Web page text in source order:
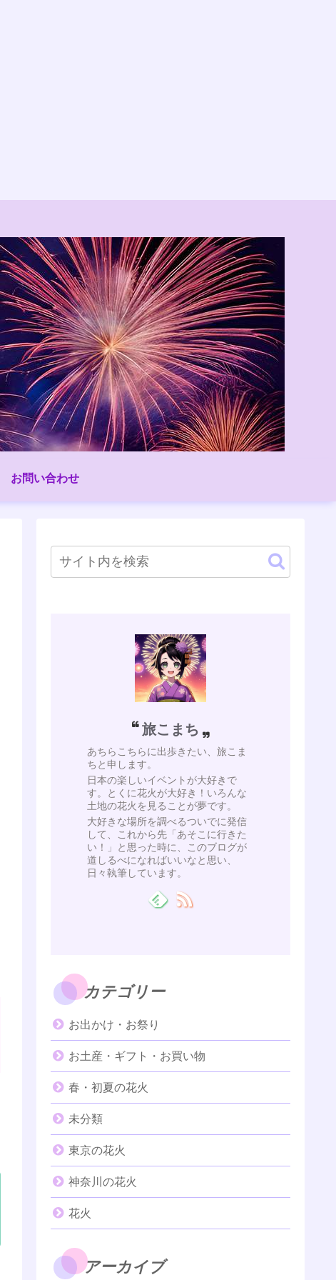
お問い合わせ
旅こまち
あちらこちらに出歩きたい、旅こま
ちと申します。
日本の楽しいイベントが大好きで
す。とくに花火が大好き！いろんな
土地の花火を見ることが夢です。
大好きな場所を調べるついでに発信
して、これから先「あそこに行きた
い！」と思った時に、このブログが
道しるべになればいいなと思い、
日々執筆しています。
カテゴリー
お出かけ・お祭り
お土産・ギフト・お買い物
春・初夏の花火
未分類
東京の花火
神奈川の花火
花火
アーカイブ